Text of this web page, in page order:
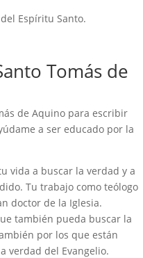
Espíritu Santo.
Tomás de
de Aquino para escribir
a ser educado por la
vida a buscar la verdad y a
Tu trabajo como teólogo
doctor de la Iglesia.
también pueda buscar la
por los que están
verdad del Evangelio.